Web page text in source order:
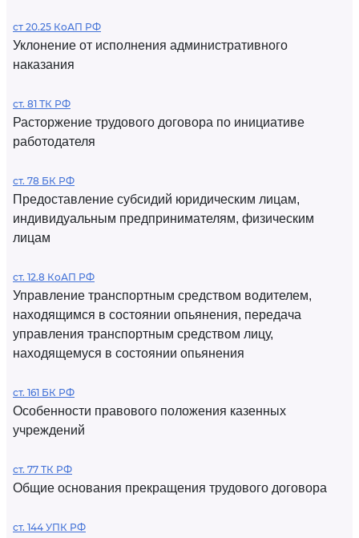
ст 20.25 КоАП РФ
Уклонение от исполнения административного
наказания
ст. 81 ТК РФ
Расторжение трудового договора по инициативе
работодателя
ст. 78 БК РФ
Предоставление субсидий юридическим лицам,
индивидуальным предпринимателям, физическим
лицам
ст. 12.8 КоАП РФ
Управление транспортным средством водителем,
находящимся в состоянии опьянения, передача
управления транспортным средством лицу,
находящемуся в состоянии опьянения
ст. 161 БК РФ
Особенности правового положения казенных
учреждений
ст. 77 ТК РФ
Общие основания прекращения трудового договора
ст. 144 УПК РФ